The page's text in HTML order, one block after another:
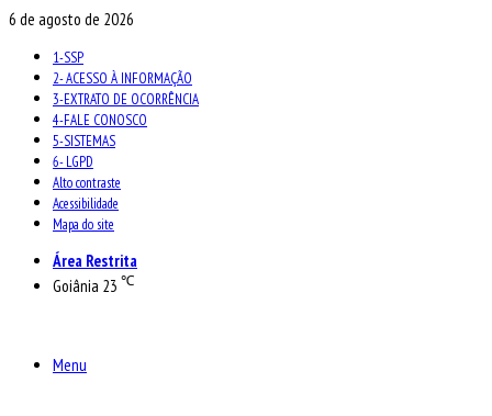
6 de agosto de 2026
1-SSP
2- ACESSO À INFORMAÇÃO
3-EXTRATO DE OCORRÊNCIA
4-FALE CONOSCO
5-SISTEMAS
6- LGPD
Alto contraste
Acessibilidade
Mapa do site
Área Restrita
Goiânia 23 ℃
Menu